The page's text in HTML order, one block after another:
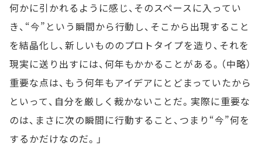
何かに引かれるように感じ、そのスペースに入ってい
き、“今”という瞬間から行動し、そこから出現すること
を結晶化し、新しいもののプロトタイプを造り、それを
現実に送り出すには、何年もかかることがある。（中略）
重要な点は、もう何年もアイデアにとどまっていたから
といって、自分を厳しく裁かないことだ。実際に重要な
のは、まさに次の瞬間に行動すること、つまり“今”何を
するかだけなのだ。」